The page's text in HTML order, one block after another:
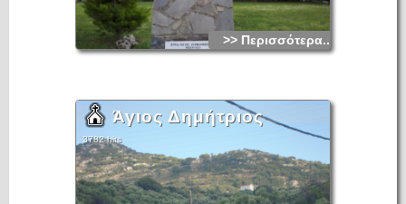
>> Περισσότερα...
Άγιος Δημήτριος
3782 hits